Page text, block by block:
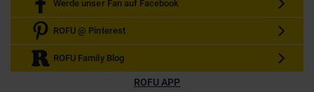
Werde unser Fan auf Facebook
ROFU @ Pinterest
ROFU Family Blog
ROFU APP